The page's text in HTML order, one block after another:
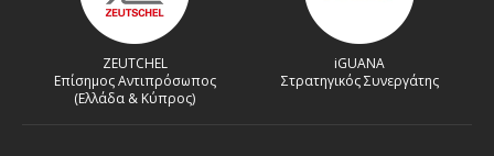
ZEUTCHEL
Επίσημος Αντιπρόσωπος
(Ελλάδα & Κύπρος)
iGUANA
Στρατηγικός Συνεργάτης